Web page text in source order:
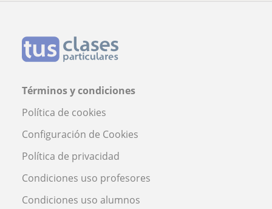
Términos y condiciones
Política de cookies
Configuración de Cookies
Política de privacidad
Condiciones uso profesores
Condiciones uso alumnos